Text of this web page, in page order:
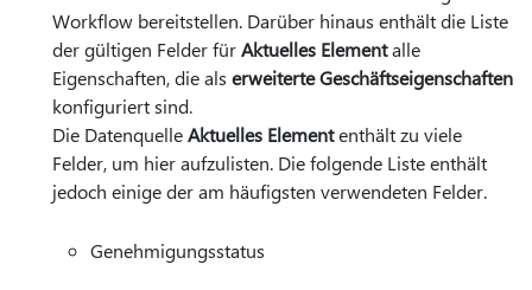
Workflow bereitstellen. Darüber hinaus enthält die Liste
der gültigen Felder fürAktuelles Elementalle
Eigenschaften, die als erweiterte Geschäftseigenschaften
konfiguriert sind.
Die DatenquelleAktuelles Elemententhält zu viele
Felder, um hier aufzulisten. Die folgende Liste enthält
jedoch einige der am häufigsten verwendeten Felder.
Genehmigungsstatus